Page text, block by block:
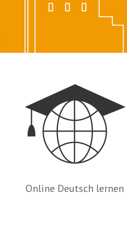
Online Deutsch lernen